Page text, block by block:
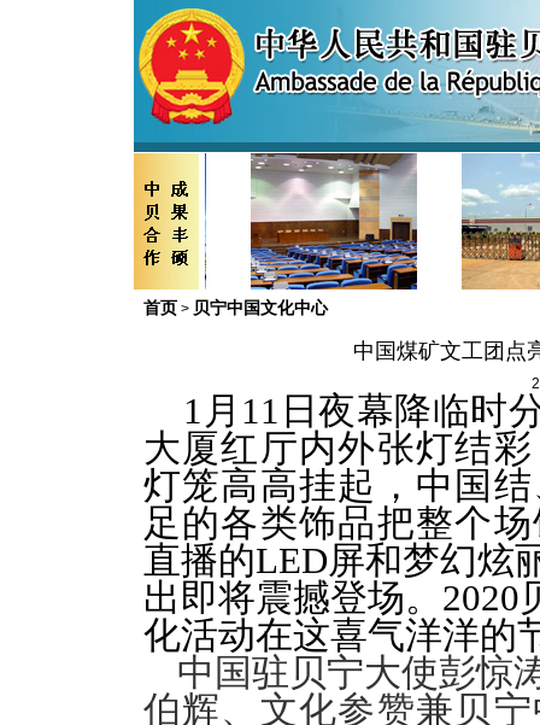
首页 > 贝宁中国文化中心
中国煤矿文工团点
1月11日夜幕降临时
大厦红厅内外张灯结
灯笼高高挂起，中国
足的各类饰品把整个
直播的LED屏和梦幻炫
出即将震撼登场。2020
化活动在这喜气洋洋的
中国驻贝宁大使彭惊
伯辉、文化参赞兼贝